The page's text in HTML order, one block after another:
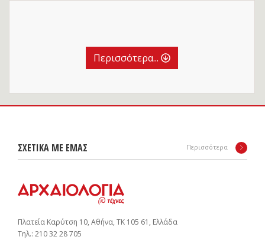
Περισσότερα...
ΣΧΕΤΙΚΑ ΜΕ ΕΜΑΣ Περισσότερα
Πλατεία Καρύτση 10, Αθήνα, ΤΚ 105 61, Ελλάδα
Tηλ.: 210 32 28 705